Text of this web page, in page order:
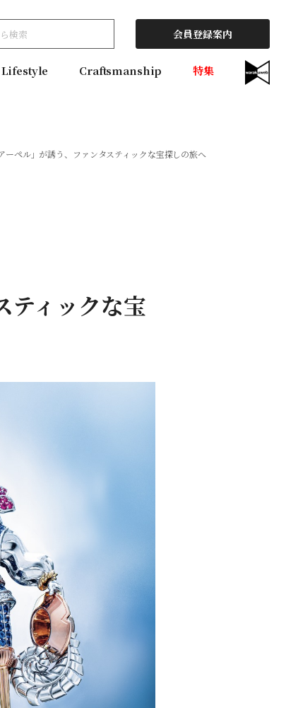
会員登録案内
Lifestyle Craftsmanship 特集
ーペル」が誘う、ファンタスティックな宝探しの旅へ
ティックな宝